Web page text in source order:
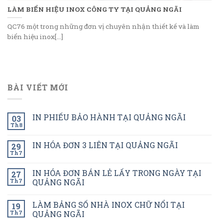
LÀM BIỂN HIỆU INOX CÔNG TY TẠI QUẢNG NGÃI
QC76 một trong những đơn vị chuyên nhận thiết kế và làm
biển hiệu inox[...]
BÀI VIẾT MỚI
03
Th8
IN PHIẾU BẢO HÀNH TẠI QUẢNG NGÃI
29
Th7
IN HÓA ĐƠN 3 LIÊN TẠI QUẢNG NGÃI
27
Th7
IN HÓA ĐƠN BÁN LẺ LẤY TRONG NGÀY TẠI
QUẢNG NGÃI
19
Th7
LÀM BẢNG SỐ NHÀ INOX CHỮ NỔI TẠI
QUẢNG NGÃI